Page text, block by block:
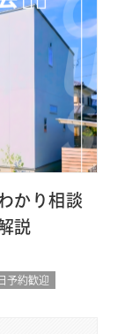
かり相談
説
予約歓迎